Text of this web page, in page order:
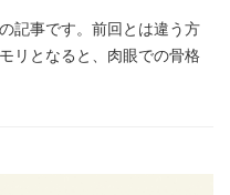
記事です。前回とは違う方
リとなると、肉眼での骨格